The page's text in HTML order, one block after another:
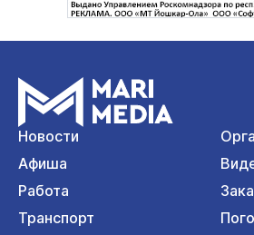
Новости
Афиша
Работа
Транспорт